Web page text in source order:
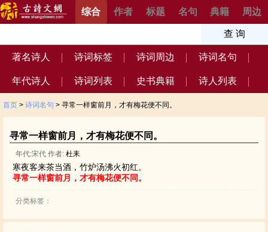
周边
典籍
名句
标题
作者
综合
著名诗人 诗词标签 诗词周边 诗词名句
年代诗人 诗词列表 史书典籍 诗人列表
首页 > 诗词名句 > 寻常一样窗前月，才有梅花便不同。
寻常一样窗前月，才有梅花便不同。
年代:宋代 作者: 杜耒
寒夜客来茶当酒，竹炉汤沸火初红。
寻常一样窗前月，才有梅花便不同。
分类标签：